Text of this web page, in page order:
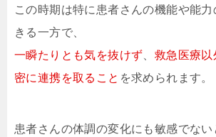
この時期は特に患者さんの機能や能
きる一方で、
一瞬たりとも気を抜けず
救急医療以
密に連携を取ること を求められます。
患者さんの体調の変化にも敏感でない